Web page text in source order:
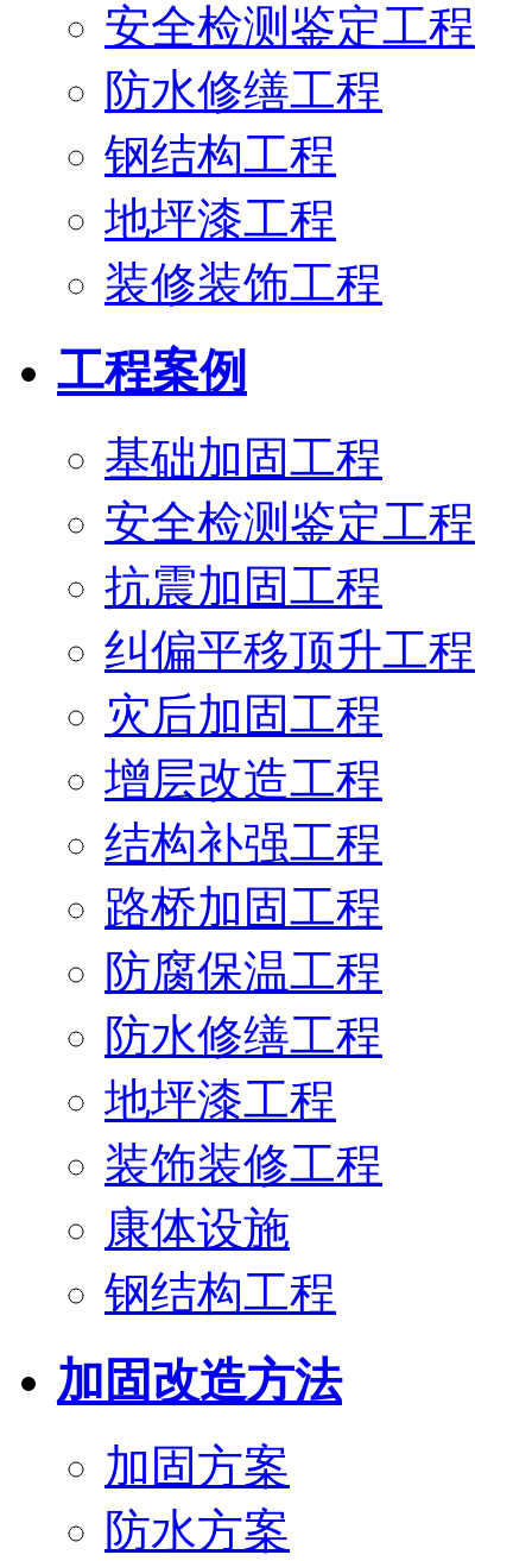
安全检测鉴定工程
防水修缮工程
钢结构工程
地坪漆工程
装修装饰工程
工程案例
基础加固工程
安全检测鉴定工程
抗震加固工程
纠偏平移顶升工程
灾后加固工程
增层改造工程
结构补强工程
路桥加固工程
防腐保温工程
防水修缮工程
地坪漆工程
装饰装修工程
康体设施
钢结构工程
加固改造方法
加固方案
防水方案